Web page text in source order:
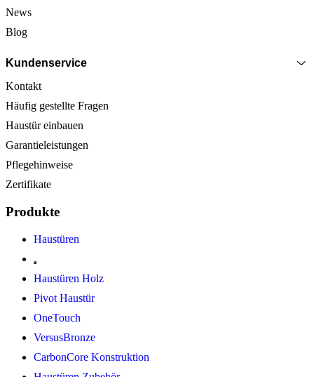
News
Blog
Kundenservice
Kontakt
Häufig gestellte Fragen
Haustür einbauen
Garantieleistungen
Pflegehinweise
Zertifikate
Produkte
Haustüren
Haustüren Holz
Pivot Haustür
OneTouch
VersusBronze
CarbonCore Konstruktion